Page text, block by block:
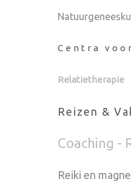
Centra
Relatietherapie
Reizen &
Coaching -
Reiki en